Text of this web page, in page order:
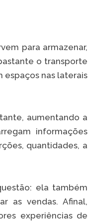
para armazenar,
o transporte
espaços nas laterais
aumentando a
informações
quantidades, a
ela também
as vendas. Afinal,
experiências de